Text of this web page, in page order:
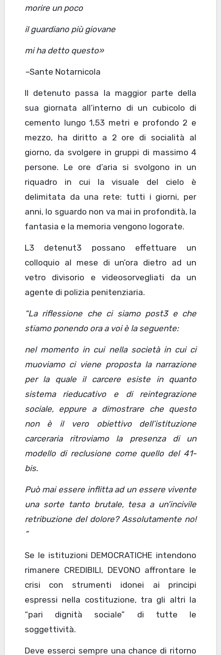
morire un poco
il guardiano più giovane
mi ha detto questo»
–Sante Notarnicola
Il detenuto passa la maggior parte della
sua giornata all’interno di un cubicolo di
cemento lungo 1,53 metri e profondo 2 e
mezzo, ha diritto a 2 ore di socialità al
giorno, da svolgere in gruppi di massimo 4
persone. Le ore d’aria si svolgono in un
riquadro in cui la visuale del cielo è
delimitata da una rete: tutti i giorni, per
anni, lo sguardo non va mai in profondità, la
fantasia e la memoria vengono logorate.
L3 detenut3 possano effettuare un
colloquio al mese di un’ora dietro ad un
vetro divisorio e videosorvegliati da un
agente di polizia penitenziaria.
“La riflessione che ci siamo post3 e che
stiamo ponendo ora a voi è la seguente:
nel momento in cui nella società in cui ci
muoviamo ci viene proposta la narrazione
per la quale il carcere esiste in quanto
sistema rieducativo e di reintegrazione
sociale, eppure a dimostrare che questo
non è il vero obiettivo dell’istituzione
carceraria ritroviamo la presenza di un
modello di reclusione come quello del 41-
bis.
Può mai essere inflitta ad un essere vivente
una sorte tanto brutale, tesa a un’incivile
retribuzione del dolore? Assolutamente no!
“
Se le istituzioni DEMOCRATICHE intendono
rimanere CREDIBILI, DEVONO affrontare le
crisi con strumenti idonei ai principi
espressi nella costituzione, tra gli altri la
“pari dignità sociale” di tutte le
soggettività.
Deve esserci sempre una chance di ritorno